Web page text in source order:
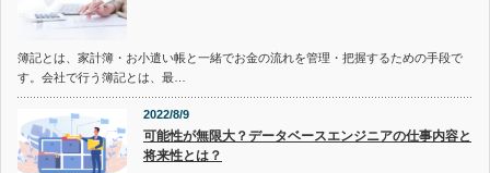
簿記とは、家計簿・お小遣い帳と一緒でお金の流れを管理・把握するための手段で
す。会社で行う簿記とは、最…
2022/8/9
可能性が無限大？データベースエンジニアの仕事内容と
将来性とは？